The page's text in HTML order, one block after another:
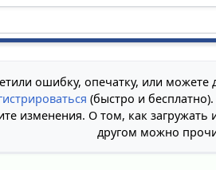
ошибку, опечатку, или
(быстро и
изменения. О том, как
другом можно